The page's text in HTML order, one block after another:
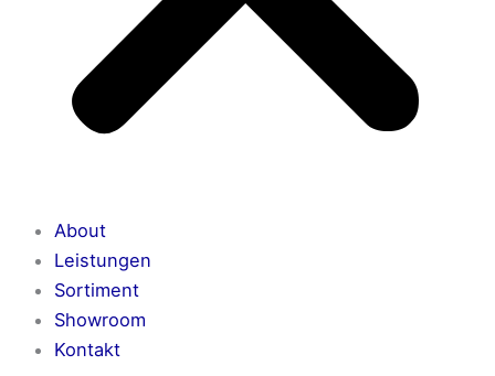
About
Leistungen
Sortiment
Showroom
Kontakt